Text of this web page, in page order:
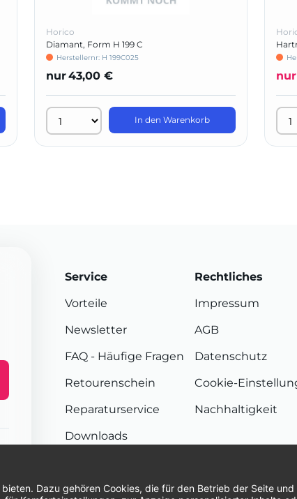
Horico
Diamant, Form H 199 C
Herstellernr: H 199C025
nur43,00 €
In den Warenkorb
nur
Service
Vorteile
Newsletter
FAQ - Häufige Fragen
Retourenschein
Reparaturservice
Downloads
Rechtliches
Impressum
AGB
Datenschutz
Cookie-
Nachhaltigkeit